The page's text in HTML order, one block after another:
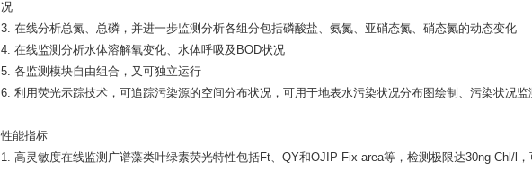
况
3. 在线分析总氮、总磷，并进一步监测分析各组分包括磷酸盐、氨氮、亚硝态氮、硝态氮的动态变化
4. 在线监测分析水体溶解氧变化、水体呼吸及BOD状况
5. 各监测模块自由组合，又可独立运行
6. 利用荧光示踪技术，可追踪污染源的空间分布状况，可用于地表水污染状况分布图绘制、污染状况
性能指标
1. 高灵敏度在线监测广谱藻类叶绿素荧光特性包括Ft、QY和OJIP-Fix area等，检测极限达30ng Chl/l